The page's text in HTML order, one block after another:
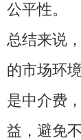
公平性。
总结来说
的市场环
是中介费
益，避免